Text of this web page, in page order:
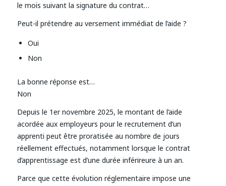
le mois suivant la signature du contrat…
Peut-il prétendre au versement immédiat de l’aide ?
Oui
Non
La bonne réponse est…
Non
Depuis le 1er novembre 2025, le montant de l’aide
acordée aux employeurs pour le recrutement d’un
apprenti peut être proratisée au nombre de jours
réellement effectués, notamment lorsque le contrat
d’apprentissage est d’une durée inférireure à un an.
Parce que cette évolution réglementaire impose une